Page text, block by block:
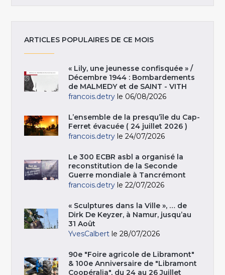
ARTICLES POPULAIRES DE CE MOIS
« Lily, une jeunesse confisquée » /
Décembre 1944 : Bombardements
de MALMEDY et de SAINT - VITH
francois.detry le 06/08/2026
L’ensemble de la presqu’île du Cap-
Ferret évacuée ( 24 juillet 2026 )
francois.detry le 24/07/2026
Le 300 ECBR asbl a organisé la
reconstitution de la Seconde
Guerre mondiale à Tancrémont
francois.detry le 22/07/2026
« Sculptures dans la Ville », … de
Dirk De Keyzer, à Namur, jusqu’au
31 Août
YvesCalbert le 28/07/2026
90e "Foire agricole de Libramont"
& 100e Anniversaire de "Libramont
Coopéralia", du 24 au 26 Juillet